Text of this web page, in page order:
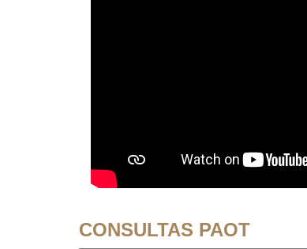
CONSULTAS PAOT